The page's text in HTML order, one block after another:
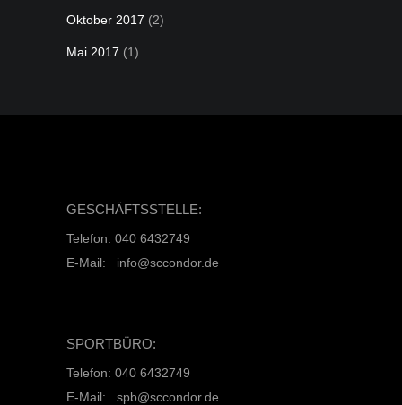
Oktober 2017 (2)
Mai 2017 (1)
GESCHÄFTSSTELLE:
Telefon: 040 6432749
E-Mail: info@sccondor.de
SPORTBÜRO:
Telefon: 040 6432749
E-Mail: spb@sccondor.de